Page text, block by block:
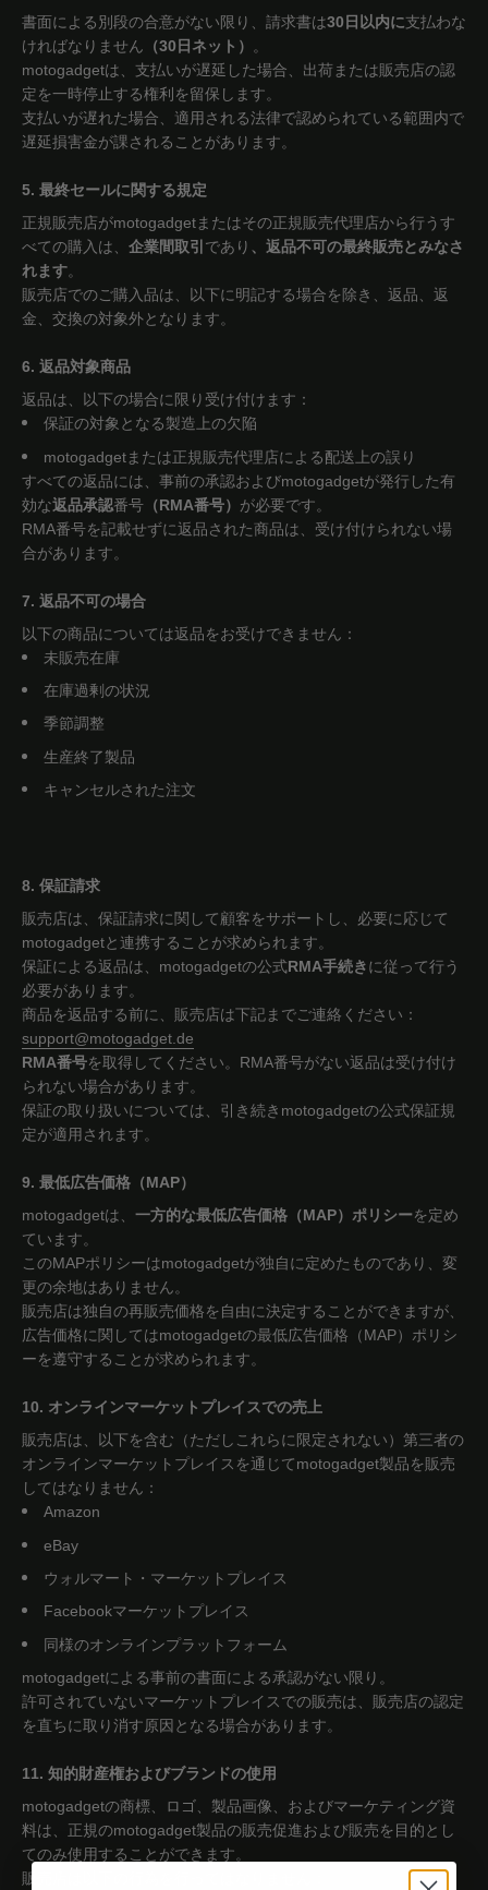
書面による別段の合意がない限り、請求書は30日以内に支払わな
ければなりません （30日ネット）
。
motogadgetは、支払いが遅延した場合、出荷または販売店の認
定を一時停止する権利を留保します。
支払いが遅れた場合、適用される法律で認められている範囲内で
遅延損害金が課されることがあります。
5. 最終セールに関する規定
正規販売店がmotogadgetまたはその正規販売代理店から行うす
べての購入は、 企業間取引 であり 、返品不可の最終販売とみなさ
れます。
販売店でのご購入品は、以下に明記する場合を除き、返品、返
金、交換の対象外となります。
6. 返品対象商品
返品は、以下の場合に限り受け付けます：
保証の対象となる製造上の欠陥
motogadgetまたは正規販売代理店による配送上の誤り
すべての返品には、事前の承認およびmotogadgetが発行した有
効な返品承認番号 （RMA番号） が必要です。
RMA番号を記載せずに返品された商品は、受け付けられない場
合があります。
7. 返品不可の場合
以下の商品については返品をお受けできません：
未販売在庫
在庫過剰の状況
季節調整
生産終了製品
キャンセルされた注文
8. 保証請求
販売店は、保証請求に関して顧客をサポートし、必要に応じて
motogadgetと連携することが求められます。
保証による返品は、motogadgetの公式RMA手続きに従って行う
必要があります。
商品を返品する前に、販売店は下記までご連絡ください：
support@motogadget.de
RMA番号を取得してください。RMA番号がない返品は受け付け
られない場合があります。
保証の取り扱いについては、引き続きmotogadgetの公式保証規
定が適用されます。
9. 最低広告価格（MAP）
motogadgetは、 一方的な最低広告価格（MAP）ポリシーを定め
ています。
このMAPポリシーはmotogadgetが独自に定めたものであり、変
更の余地はありません。
販売店は独自の再販売価格を自由に決定することができますが、
広告価格に関してはmotogadgetの最低広告価格（MAP）ポリシ
ーを遵守することが求められます。
10. オンラインマーケットプレイスでの売上
販売店は、以下を含む（ただしこれらに限定されない）第三者の
オンラインマーケットプレイスを通じてmotogadget製品を販売
してはなりません：
Amazon
eBay
ウォルマート・マーケットプレイス
Facebookマーケットプレイス
同様のオンラインプラットフォーム
motogadgetによる事前の書面による承認がない限り。
許可されていないマーケットプレイスでの販売は、販売店の認定
を直ちに取り消す原因となる場合があります。
11. 知的財産権およびブランドの使用
motogadgetの商標、ロゴ、製品画像、およびマーケティング資
料は、正規のmotogadget製品の販売促進および販売を目的とし
てのみ使用することができます。
販売店は以下の行為を行ってはなりません：